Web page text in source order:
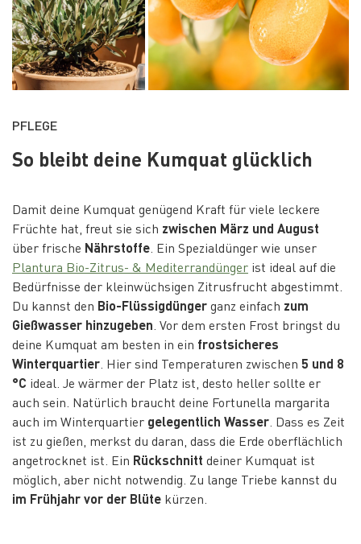
PFLEGE
So bleibt deine Kumquat glücklich
Damit deine Kumquat genügend Kraft für viele leckere
Früchte hat, freut sie sich zwischen März und August
über frische Nährstoffe. Ein Spezialdünger wie unser
Plantura Bio-Zitrus- & Mediterrandünger ist ideal auf die
Bedürfnisse der kleinwüchsigen Zitrusfrucht abgestimmt.
Du kannst den Bio-Flüssigdüngerganz einfach zum
Gießwasser hinzugeben. Vor dem ersten Frost bringst du
deine Kumquat am besten in ein frostsicheres
Winterquartier. Hier sind Temperaturen zwischen 5 und 8
°C ideal. Je wärmer der Platz ist, desto heller sollte er
auch sein. Natürlich braucht deine Fortunella margarita
auch im Winterquartier gelegentlich Wasser. Dass es Zeit
ist zu gießen, merkst du daran, dass die Erde oberflächlich
angetrocknet ist. Ein Rückschnitt deiner Kumquat ist
möglich, aber nicht notwendig. Zu lange Triebe kannst du
im Frühjahr vor der Blüte kürzen.